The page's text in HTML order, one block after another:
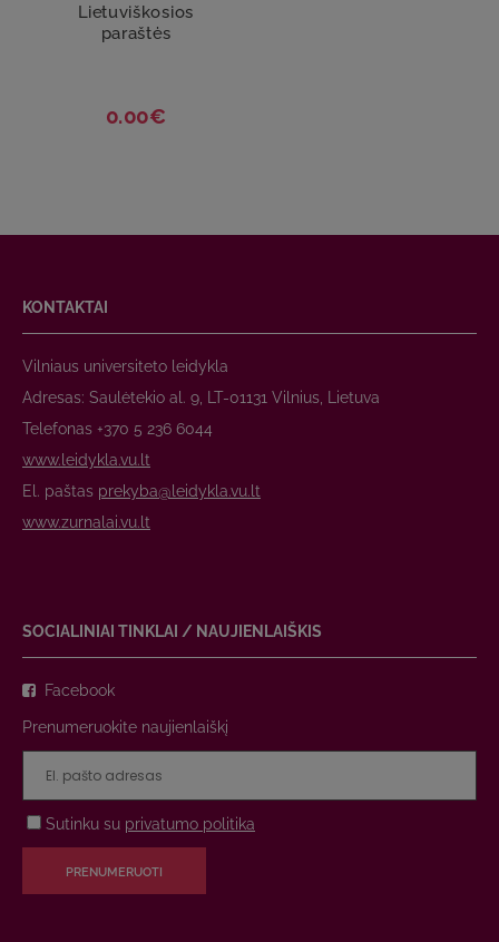
Lietuviškosios
paraštės
0.00€
KONTAKTAI
Vilniaus universiteto leidykla
Adresas: Saulėtekio al. 9, LT-01131 Vilnius, Lietuva
Telefonas +370 5 236 6044
www.leidykla.vu.lt
El. paštas prekyba@leidykla.vu.lt
www.zurnalai.vu.lt
SOCIALINIAI TINKLAI / NAUJIENLAIŠKIS
Facebook
Prenumeruokite naujienlaiškį
Sutinku su privatumo politika
PRENUMERUOTI